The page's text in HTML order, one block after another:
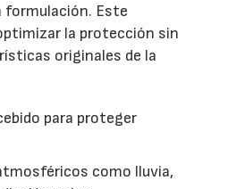
formulación. Este
la protección sin
originales de la
para proteger
como lluvia,